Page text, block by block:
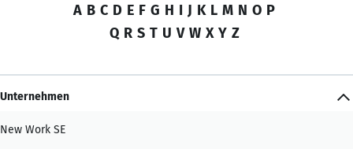
A B C D E F G H I J K L M N O P
Q R S T U V W X Y Z
Unternehmen
New Work SE